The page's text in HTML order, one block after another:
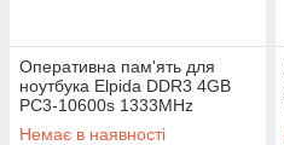
Оперативна пам'ять для
ноутбука Elpida DDR3 4GB
PC3-10600s 1333MHz
sodimm, б/в
Немає в наявності